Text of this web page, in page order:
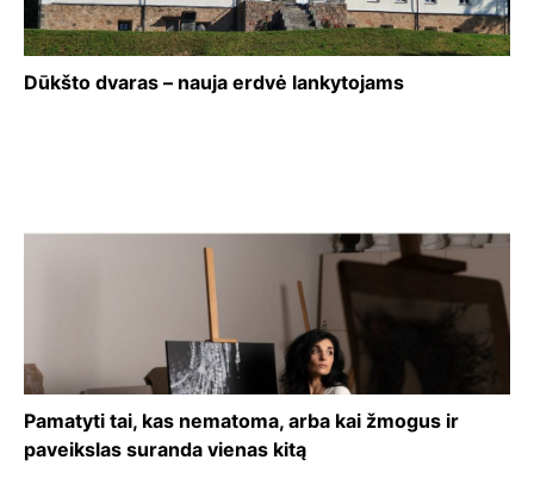
Dūkšto dvaras – nauja erdvė lankytojams
Pamatyti tai, kas nematoma, arba kai žmogus ir
paveikslas suranda vienas kitą